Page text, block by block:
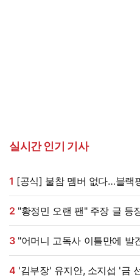
실시간 인기 기사
1 [공식] 불참 멤버 없다…블랙
2
식사도" 온라인 확산 [엑's 이
3"어머니 고독사 이틀만에 발견"…방은희, 자책감에 오열
(특종세상)[전일야화]
4